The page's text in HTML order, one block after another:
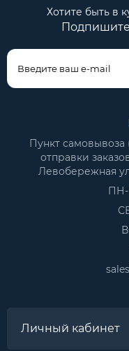
Хотите быть в
Пункт
отправки
Левобережная
ПН-
Личный кабинет